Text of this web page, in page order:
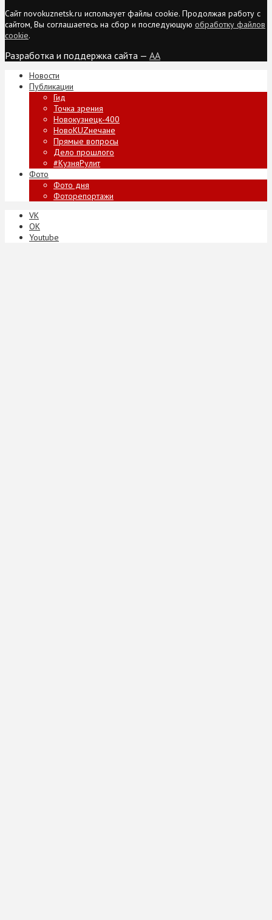
Сайт novokuznetsk.ru использует файлы cookie. Продолжая работу с
сайтом, Вы соглашаетесь на сбор и последующую обработку файлов
cookie.
Разработка и поддержка сайта — AA
Новости
Публикации
Гид
Точка зрения
Новокузнецк-400
НовоKUZнечане
Прямые вопросы
Дело прошлого
#КузняРулит
Фото
Фото дня
Фоторепортажи
VK
ОК
Youtube